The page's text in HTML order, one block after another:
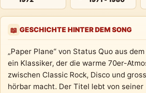
📖 GESCHICHTE HINTER DEM SONG
„Paper Plane“ von Status Quo aus
ein Klassiker, der die warme 70er-
zwischen Classic Rock, Disco und
hörbar macht. Der Titel lebt von seiner